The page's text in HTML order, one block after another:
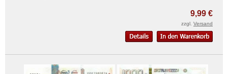
Liefer- und Versandkosten
9,99 €
zzgl. Versand